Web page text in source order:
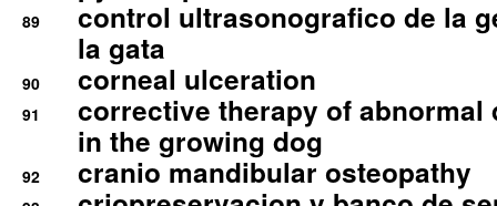
89
control ultrasonografico de la
la gata
90 corneal ulceration
91
corrective therapy of abnormal
in the growing dog
92 cranio mandibular osteopathy